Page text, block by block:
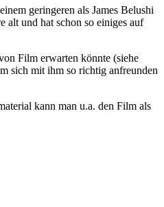
geringeren als James Belushi
alt und hat schon so einiges auf
Film erwarten könnte (siehe
sich mit ihm so richtig anfreunden
kann man u.a. den Film als